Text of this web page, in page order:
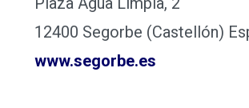
12400 Segorbe (Castellón)
www.segorbe.es